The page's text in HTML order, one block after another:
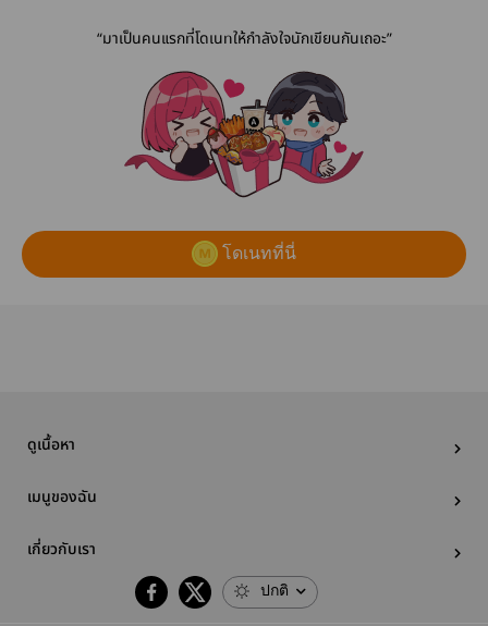
“มาเป็นคนแรกที่โดเนทให้กำลังใจนักเขียนกันเถอะ”
โดเนทที่นี่
ดูเนื้อหา
เมนูของฉัน
เกี่ยวกับเรา
ปกติ